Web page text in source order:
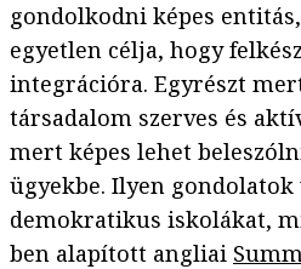
gondolkodni képes
egyetlen célja, hogy
integrációra. Egyrészt
társadalom szerves és
mert képes lehet
ügyekbe. Ilyen
demokratikus iskolákat,
ben alapított angliai